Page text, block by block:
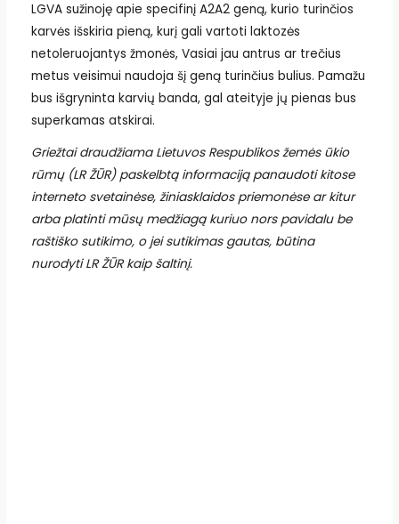
LGVA sužinoję apie specifinį A2A2 geną, kurio turinčios
karvės išskiria pieną, kurį gali vartoti laktozės
netoleruojantys žmonės, Vasiai jau antrus ar trečius
metus veisimui naudoja šį geną turinčius bulius. Pamažu
bus išgryninta karvių banda, gal ateityje jų pienas bus
superkamas atskirai.
Griežtai draudžiama Lietuvos Respublikos žemės ūkio
rūmų (LR ŽŪR) paskelbtą informaciją panaudoti kitose
interneto svetainėse, žiniasklaidos priemonėse ar kitur
arba platinti mūsų medžiagą kuriuo nors pavidalu be
raštiško sutikimo, o jei sutikimas gautas, būtina
nurodyti LR ŽŪR kaip šaltinį.